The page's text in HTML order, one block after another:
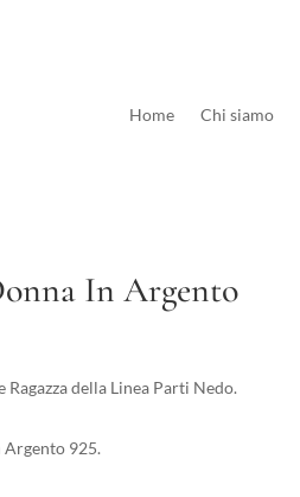
Home Chi siamo
In Argento
Ragazza della Linea Parti Nedo.
925.